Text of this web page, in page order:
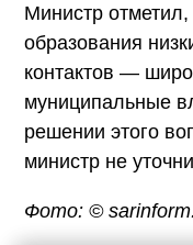
Министр отметил,
образования
контактов —
муниципальные
решении этого
министр не
Фото: ©